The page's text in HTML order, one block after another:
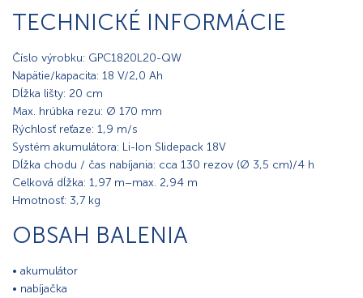
TECHNICKÉ INFORMÁCIE
Číslo výrobku: GPC1820L20-QW
Napätie/kapacita: 18 V/2,0 Ah
Dĺžka lišty: 20 cm
Max. hrúbka rezu: Ø 170 mm
Rýchlosť reťaze: 1,9 m/s
Systém akumulátora: Li-Ion Slidepack 18 V
Dĺžka chodu / čas nabíjania: cca 130 rezov (Ø 3,5 cm)/4 h
Celková dĺžka: 1,97 m – max. 2,94 m
Hmotnosť: 3,7 kg
OBSAH BALENIA
• akumulátor
• nabíjačka